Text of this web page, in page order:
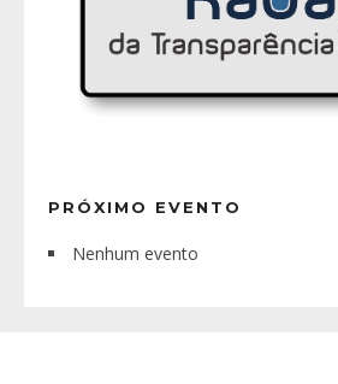
PRÓXIMO EVENTO
Nenhum evento